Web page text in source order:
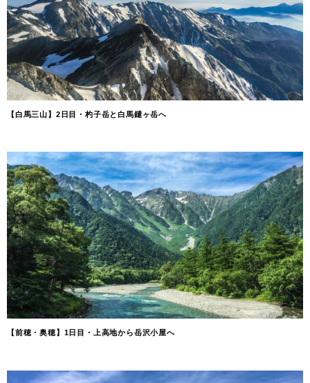
【白馬三山】2日目・杓子岳と白馬鑓ヶ岳へ
【前穂・奥穂】1日目・上高地から岳沢小屋へ